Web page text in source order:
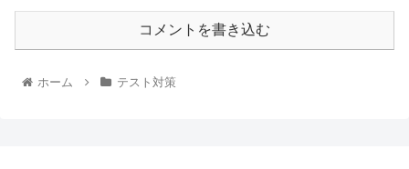
コメントを書き込む
ホーム テスト対策